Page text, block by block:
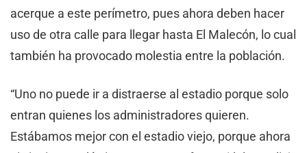
acerque a este perímetro, pues ahora deben hacer
uso de otra calle para llegar hasta El Malecón, lo cual
también ha provocado molestia entre la población.
“Uno no puede ir a distraerse al estadio porque solo
entran quienes los administradores quieren.
Estábamos mejor con el estadio viejo, porque ahora